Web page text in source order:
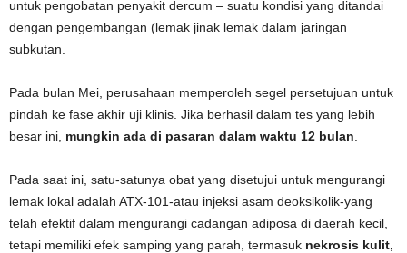
untuk pengobatan penyakit dercum – suatu kondisi yang ditandai
dengan pengembangan (lemak jinak lemak dalam jaringan
subkutan.
Pada bulan Mei, perusahaan memperoleh segel persetujuan untuk
pindah ke fase akhir uji klinis. Jika berhasil dalam tes yang lebih
besar ini, mungkin ada di pasaran dalam waktu 12 bulan
Pada saat ini, satu-satunya obat yang disetujui untuk mengurangi
lemak lokal adalah ATX-101-atau injeksi asam deoksikolik-yang
telah efektif dalam mengurangi cadangan adiposa di daerah kecil,
tetapi memiliki efek samping yang parah, termasuk nekrosis kulit,